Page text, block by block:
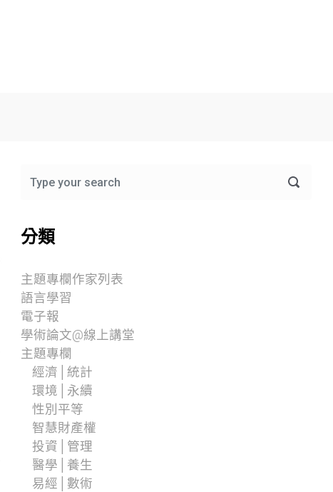
分類
主題專欄作家列表
語言學習
電子報
學術論文@線上講堂
主題專欄
經濟│統計
環境│永續
性別平等
智慧財產權
投資│管理
醫學│養生
易經│數術